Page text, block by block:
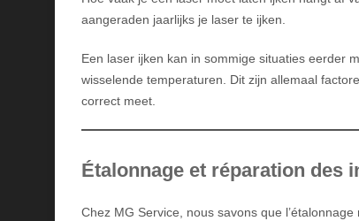
aangeraden jaarlijks je laser te ijken.
Een laser ijken kan in sommige situaties eerder
wisselende temperaturen. Dit zijn allemaal
correct meet.
Étalonnage et réparation des
Chez MG Service, nous savons que